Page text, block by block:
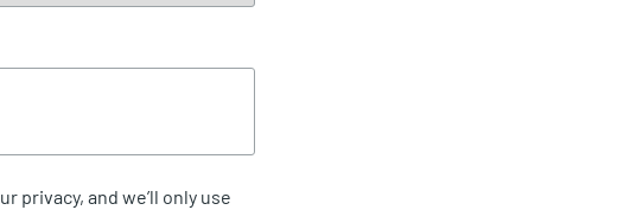
privacy, and we’ll only use